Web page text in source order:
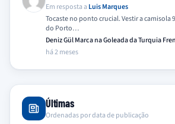
Em resposta a Luis Marques
Tocaste no ponto crucial. Vestir a camisola
do Porto…
Deniz Gül Marca na Goleada da Turquia
há 2 meses
Últimas
Ordenadas por data de publicação